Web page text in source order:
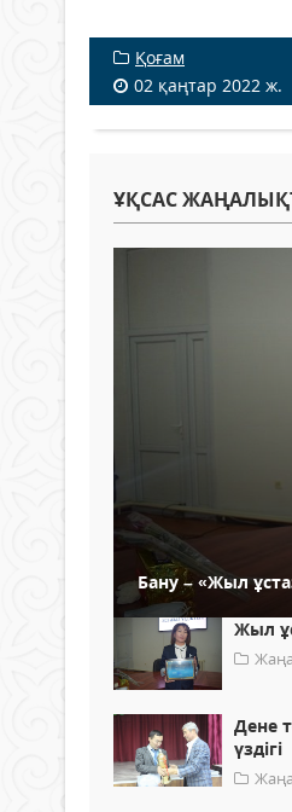
Қоғам
02 қаңтар 2022 ж.
ҰҚСАС
Бану – «Жыл
Жыл
Дене
үздігі